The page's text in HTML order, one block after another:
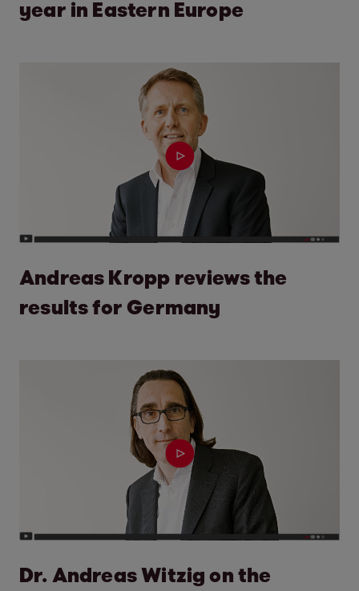
year in Eastern Europe
Andreas Kropp reviews the
results for Germany
Dr. Andreas Witzig on the